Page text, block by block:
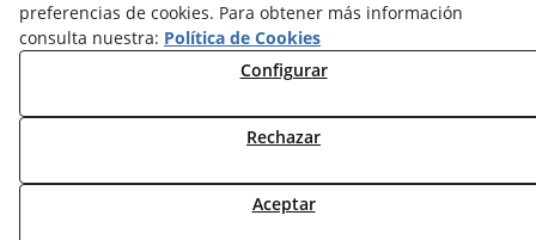
TARIFAS FABRICANTES
NOVEDADES
TRABAJA CON NOSOTROS
preferencias de cookies. Para obtener más información
consulta nuestra: Política de Cookies
Configurar
Rechazar
Aceptar